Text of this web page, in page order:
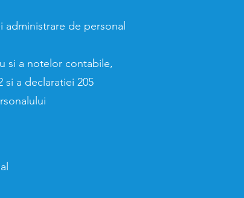
de personal
si a notelor contabile,
si a declaratiei 205